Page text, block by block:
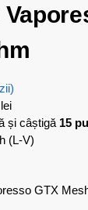
și câștigă 15
(L-V)
GTX